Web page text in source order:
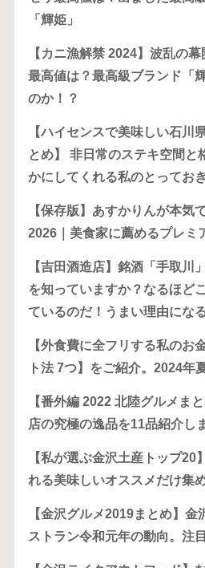
「輝姫」
【カニ漁解禁 2024】波乱の
最高値は？最高級ブランド「
のか！？
【ハイセンスで美味しい石川
とめ】 非日常のステキ空間と
かにしてくれる私のとってお
【保存版】あすかりんが本気
2026｜美食家に薦めるプレミ
【吉田酒造店】銘酒「手取川
を知っていますか？なるほど
ているのだ！うまい理由にな
【外食費に全フリする私のお
ト法 7つ】をご紹介。2024年
【番外編 2022 北陸グルメま
店の究極の逸品を11品紹介し
【私が選ぶ金沢土産トップ20
れる美味しいオススメだけ集
【金沢グルメ2019まとめ】金
ストラン令和元年の動向。注